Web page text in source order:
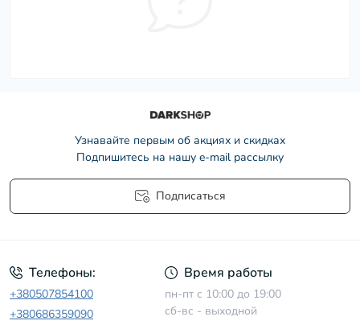
Узнавайте первым об акциях и скидках
Подпишитесь на нашу e-mail рассылку
Подписаться
Телефоны:
+380507854100
+380686359090
Время работы
пн-пт с 10:00 до 19:00
сб-вс - выходной